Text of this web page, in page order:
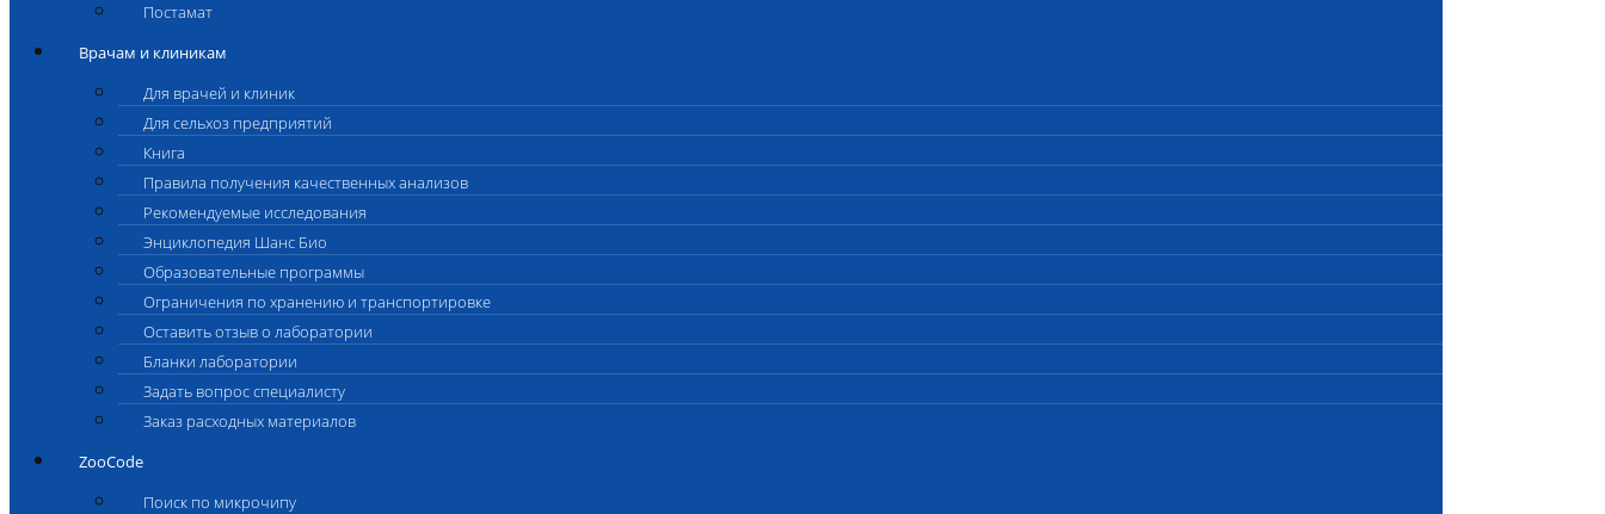
Постамат
Врачам и клиникам
Для врачей и клиник
Для сельхоз предприятий
Книга
Правила получения качественных анализов
Рекомендуемые исследования
Энциклопедия Шанс Био
Образовательные программы
Ограничения по хранению и транспортировке
Оставить отзыв о лаборатории
Бланки лаборатории
Задать вопрос специалисту
Заказ расходных материалов
ZooCode
Поиск по микрочипу